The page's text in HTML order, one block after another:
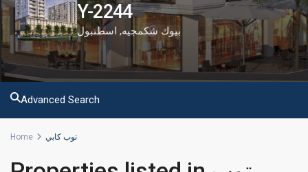
Y-2244
بيوك شكمجيه, اسطنبول
Advanced Search
Home توب كابي